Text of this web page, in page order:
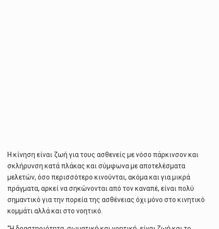
Η κίνηση είναι ζωή για τους ασθενείς με νόσο πάρκινσον και
σκλήρυνση κατά πλάκας και σύμφωνα με αποτελέσματα
μελετών, όσο περισσότερο κινούνται, ακόμα και για μικρά
πράγματα, αρκεί να σηκώνονται από τον καναπέ, είναι πολύ
σημαντικό για την πορεία της ασθένειας όχι μόνο στο κινητικό
κομμάτι αλλά και στο νοητικό.